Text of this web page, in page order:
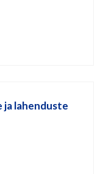
ja lahenduste